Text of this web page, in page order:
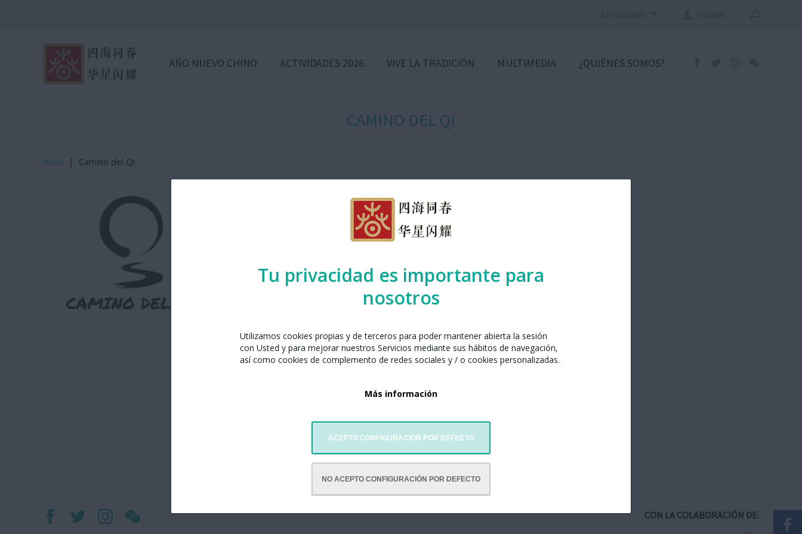
Tu privacidad es importante para
nosotros
Utilizamos cookies propias y de terceros para poder mantener abierta la sesión
con Usted y para mejorar nuestros Servicios mediante sus hábitos de navegación,
así como cookies de complemento de redes sociales y / o cookies personalizadas.
Más información
ACEPTO CONFIGURACIÓN POR DEFECTO
NO ACEPTO CONFIGURACIÓN POR DEFECTO
AÑO NUEVO CHINO ACTIVIDADES 2026 VIVE LA TRADICIÓN MULTIMEDIA ¿QUIÉNES SOMOS?
CAMINO DEL QI
Inicio | Camino del Qi
CON LA COLABORACIÓN DE: